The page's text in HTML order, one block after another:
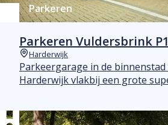
Parkeren
Parkeren Vuldersbrink
Plaats
Harderwijk
Parkeergarage in de binnenstad
Harderwijk vlakbij een grote